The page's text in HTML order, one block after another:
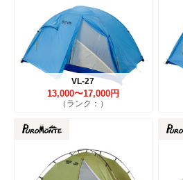
VL-27
13,000〜17,000円
（ランク：）